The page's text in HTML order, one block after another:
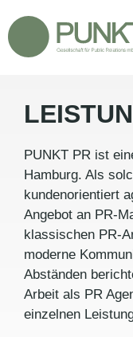
Inhalt
springen
PUNKT PR ist
Hamburg. Als
kundenorientiert
Angebot an PR-
klassischen PR-
moderne
Abständen
Arbeit als PR
einzelnen